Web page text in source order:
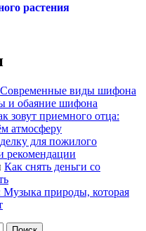
растения
Современные виды шифона
и обаяние шифона
зовут приемного отца:
атмосферу
для пожилого
рекомендации
Как снять деньги со
Музыка природы, которая